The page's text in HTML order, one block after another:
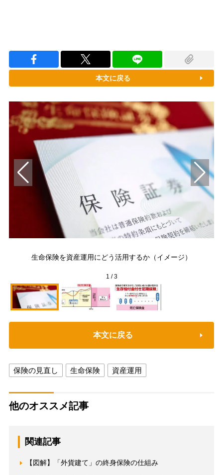
本文に戻る
生命保険を資産運用にどう活用するか（イメージ）
1 /3
本文に戻る
保険の見直し 生命保険 資産運用
他のオススメ記事
関連記事
【図解】「外貨建て」の終身保険の仕組み